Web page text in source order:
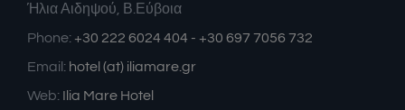
Ήλια Αιδηψού, Β.Εύβοια
Phone: +30 222 6024 404 - +30 697 7056 732
Email: hotel (at) iliamare.gr
Web: Ilia Mare Hotel